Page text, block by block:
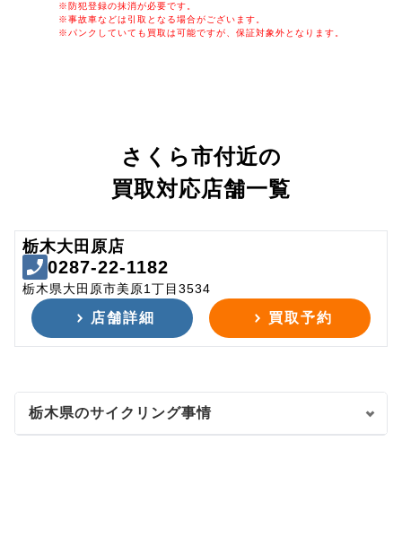
※防犯登録の抹消が必要です。
※事故車などは引取となる場合がございます。
※パンクしていても買取は可能ですが、保証対象外となります。
さくら市付近の
買取対応店舗一覧
栃木大田原店
0287-22-1182
栃木県大田原市美原1丁目3534
店舗詳細 買取予約
栃木県のサイクリング事情